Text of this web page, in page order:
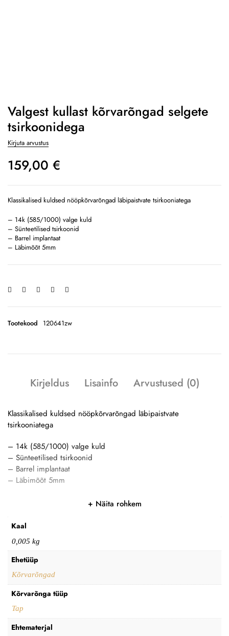
Valgest kullast kõrvarõngad selgete
tsirkoonidega
Kirjuta arvustus
159,00 €
Klassikalised kuldsed nööpkõrvarõngad läbipaistvate tsirkooniatega
– 14k (585/1000) valge kuld
– Sünteetilised tsirkoonid
– Barrel implantaat
– Läbimõõt 5mm
Tootekood 120641zw
Kirjeldus Lisainfo Arvustused (0)
Klassikalised kuldsed nööpkõrvarõngad läbipaistvate
tsirkooniatega
– 14k (585/1000) valge kuld
– Sünteetilised tsirkoonid
– Barrel implantaat
– Läbimõõt 5mm
Näita rohkem
Kaal
0,005 kg
Ehetüüp
Kõrvarõngad
Kõrvarõnga tüüp
Tap
Ehtematerjal